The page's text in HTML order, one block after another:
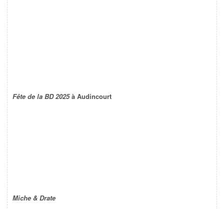
Fête de la BD 2025à Audincourt
Miche & Drate